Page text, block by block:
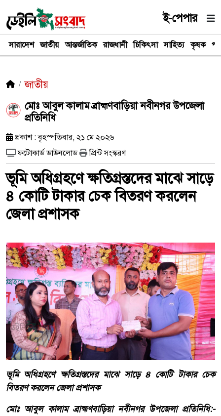
ই-পেপার
সারাদেশ জাতীয় আন্তর্জাতিক রাজধানী চিকিৎসা সাহিত্য কৃষক
জাতীয়
মোঃ আবুল কালাম ব্রাহ্মণবাড়িয়া নবীনগর উপজেলা
প্রতিনিধি
প্রকাশ : বৃহস্পতিবার, ২১ মে ২০২৬
ফটোকার্ড ডাউনলোড
প্রিন্ট সংস্করণ
ভূমি অধিগ্রহণে ক্ষতিগ্রস্তদের মাঝে সাড়ে
৪ কোটি টাকার চেক বিতরণ করলেন
জেলা প্রশাসক
ভূমি অধিগ্রহণে ক্ষতিগ্রস্তদের মাঝে সাড়ে ৪ কোটি টাকার চেক
বিতরণ করলেন জেলা প্রশাসক
মোঃ আবুল কালাম ব্রাহ্মণবাড়িয়া নবীনগর উপজেলা প্রতিনিধি:-